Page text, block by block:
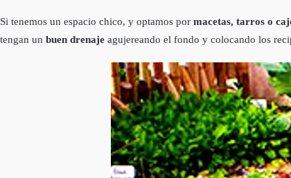
Si tenemos un espacio chico, y optamos por macetas, tarros o
tengan un buen drenaje agujereando el fondo y colocando los